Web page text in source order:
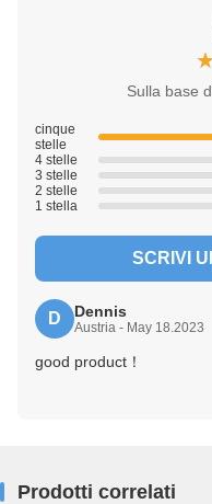
Sulla base
cinque
stelle
4 stelle
3 stelle
2 stelle
1 stella
SCRIVI
D Dennis
Austria - May 18.2023
good product！
Prodotti correlati